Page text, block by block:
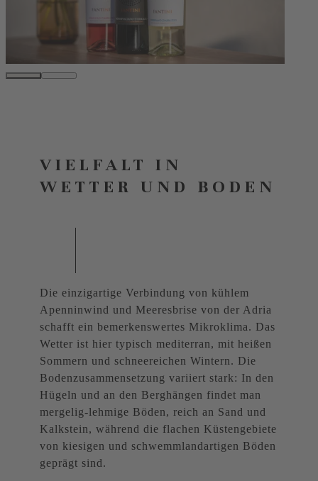
VIELFALT IN
WETTER UND BODEN
Die einzigartige Verbindung von kühlem
Apenninwind und Meeresbrise von der Adria
schafft ein bemerkenswertes Mikroklima. Das
Wetter ist hier typisch mediterran, mit heißen
Sommern und schneereichen Wintern. Die
Bodenzusammensetzung variiert stark: In den
Hügeln und an den Berghängen findet man
mergelig-lehmige Böden, reich an Sand und
Kalkstein, während die flachen Küstengebiete
von kiesigen und schwemmlandartigen Böden
geprägt sind.